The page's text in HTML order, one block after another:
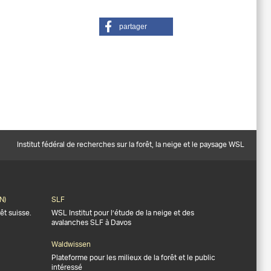
partager
Institut fédéral de recherches sur la forêt, la neige et le paysage WSL
suisse.
SLF
WSL Institut pour l’étude de la neige et des
avalanches SLF à Davos
Waldwissen
Plateforme pour les milieux de la forêt et le public
intéressé